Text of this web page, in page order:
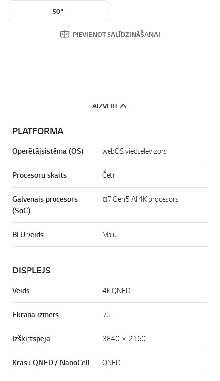
50"
PIEVIENOT SALĪDZINĀŠANAI
AIZVĒRT
PLATFORMA
Operētājsistēma (OS) webOS viedtelevizors
Procesoru skaits Četri
Galvenais procesors
(SoC)
α7 Gen5 AI 4K procesors
BLU veids Malu
DISPLEJS
Veids 4K QNED
Ekrāna izmērs 75
Izšķirtspēja 3840 x 2160
Krāsu QNED / NanoCell QNED